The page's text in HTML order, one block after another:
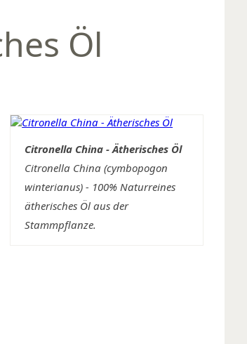
Öl
Citronella China - Ätherisches Öl
Citronella China (cymbopogon
winterianus) - 100% Naturreines
ätherisches Öl aus der
Stammpflanze.